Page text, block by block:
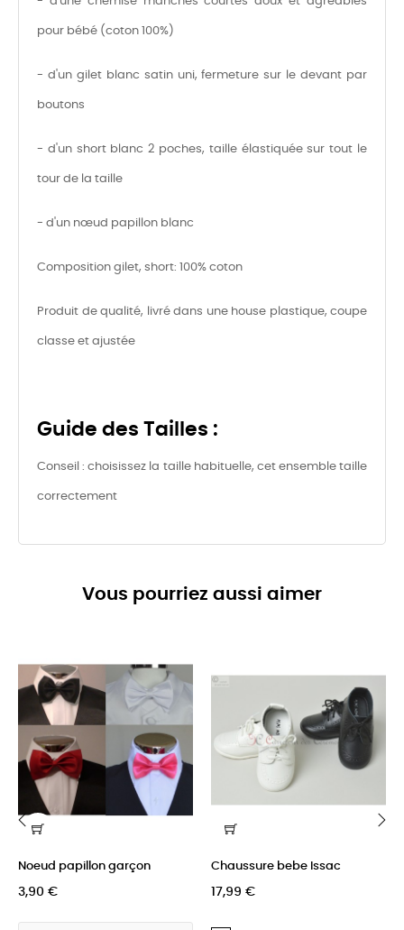
pour bébé (coton 100%)
- d'un gilet blanc satin uni, fermeture sur le devant par
boutons
- d'un short blanc 2 poches, taille élastiquée sur tout le
tour de la taille
- d'un nœud papillon blanc
Composition gilet, short: 100% coton
Produit de qualité, livré dans une house plastique, coupe
classe et ajustée
Guide des Tailles :
Conseil : choisissez la taille habituelle, cet ensemble taille
correctement
Vous pourriez aussi aimer
Noeud papillon garçon
3,90 €
Chaussure bebe Issac
17,99 €